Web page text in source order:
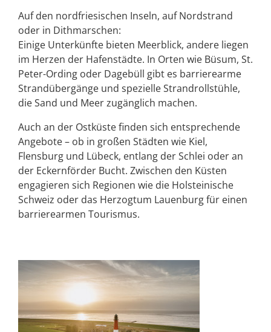
Auf den nordfriesischen Inseln, auf Nordstrand
oder in Dithmarschen:
Einige Unterkünfte bieten Meerblick, andere liegen
im Herzen der Hafenstädte. In Orten wie Büsum, St.
Peter-Ording oder Dagebüll gibt es barrierearme
Strandübergänge und spezielle Strandrollstühle,
die Sand und Meer zugänglich machen.
Auch an der Ostküste finden sich entsprechende
Angebote – ob in großen Städten wie Kiel,
Flensburg und Lübeck, entlang der Schlei oder an
der Eckernförder Bucht. Zwischen den Küsten
engagieren sich Regionen wie die Holsteinische
Schweiz oder das Herzogtum Lauenburg für einen
barrierearmen Tourismus.